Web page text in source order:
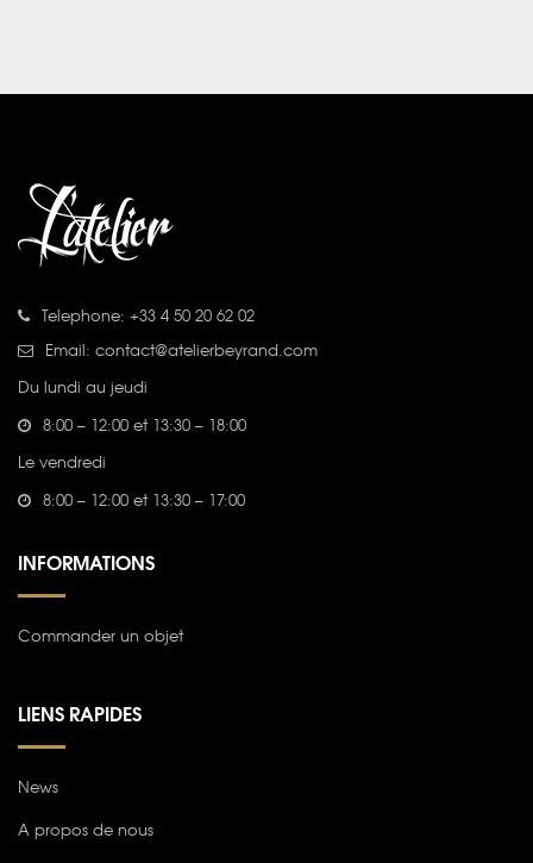
Telephone: +33 4 50 20 62 02
Email: contact@atelierbeyrand.com
Du lundi au jeudi
8:00 – 12:00 et 13:30 – 18:00
Le vendredi
8:00 – 12:00 et 13:30 – 17:00
INFORMATIONS
Commander un objet
LIENS RAPIDES
News
A propos de nous